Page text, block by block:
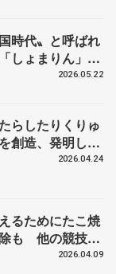
時代〟と呼ばれ
しょまりん」ら
国内の競争激
2026.05.22
らしたりくりゅ
創造、発明した
2026.04.24
るためにたこ焼
も 他の競技に
花織の筋肉2026.04.09